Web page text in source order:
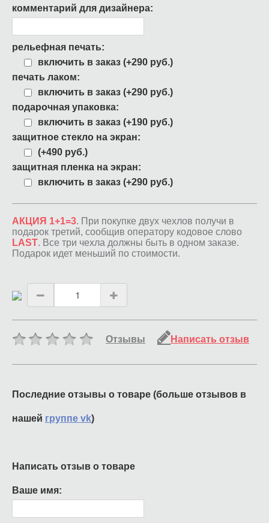
комментарий для дизайнера:
рельефная печать:
включить в заказ (+290 руб.)
печать лаком:
включить в заказ (+290 руб.)
подарочная упаковка:
включить в заказ (+190 руб.)
защитное стекло на экран:
(+490 руб.)
защитная пленка на экран:
включить в заказ (+290 руб.)
АКЦИЯ 1+1=3. При покупке двух чехлов получи в
подарок третий, сообщив оператору кодовое слово
LAST. Все три чехла должны быть в одном заказе.
Подарок идет меньший по стоимости.
Отзывы Написать отзыв
Последние отзывы о товаре (больше отзывов в
нашей группе vk)
Написать отзыв о товаре
Ваше имя: